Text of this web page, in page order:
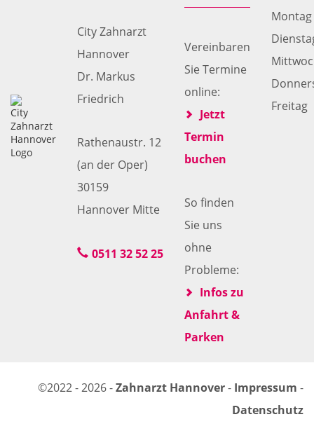
City Zahnarzt
Hannover
Dr. Markus
Friedrich
Rathenaustr. 12
(an der Oper)
30159
Hannover Mitte
0511 32 52 25
Vereinbaren
Sie Termine
online:
Jetzt
Termin
buchen
So finden
Sie uns
ohne
Probleme:
Infos zu
Anfahrt &
Parken
Montag
Freitag
©2022 - 2026 -Zahnarzt Hannover- Impressum -
Datenschutz